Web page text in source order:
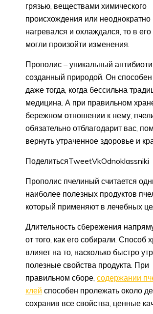
грязью, веществами химического
происхождения или неоднократно
нагревался и охлаждался, то в его
могли произойти изменения.
Прополис – уникальный
созданный природой. Он
даже тогда, когда бессильна
медицина. А при правильном
бережном отношении к нему,
обязательно отблагодарит вас,
вернуть утраченное здоровье и
ПоделитьсяTweetVkOdnoklassniki
Прополис пчелиный считается
наиболее полезных продуктов
который применяют в лечебных
Длительность сбережения
от того, как его собирали. Способ
влияет на то, насколько быстро
полезные свойства продукта. При
правильном сборе, содержании
клей способен пролежать около
сохранив все свойства, ценные